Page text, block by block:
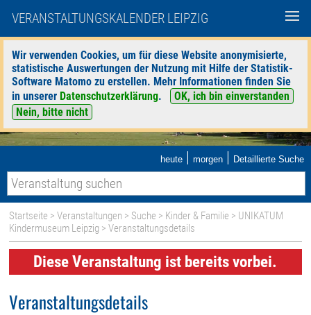
VERANSTALTUNGSKALENDER LEIPZIG
Wir verwenden Cookies, um für diese Website anonymisierte,
statistische Auswertungen der Nutzung mit Hilfe der Statistik-
Software Matomo zu erstellen. Mehr Informationen finden Sie
in unserer Datenschutzerklärung.
OK, ich bin einverstanden
Nein, bitte nicht
heute | morgen | Detaillierte Suche
Startseite >Veranstaltungen > Suche > Kinder & Familie > UNIKATUM
Kindermuseum Leipzig > Veranstaltungsdetails
Diese Veranstaltung ist bereits vorbei.
Veranstaltungsdetails